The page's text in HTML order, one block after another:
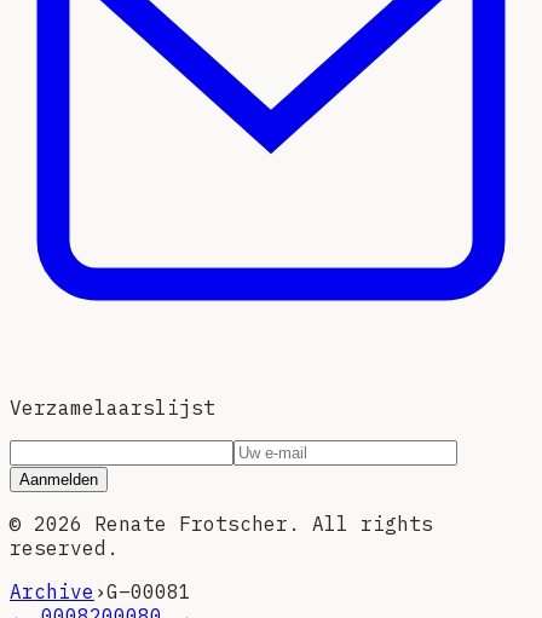
Verzamelaarslijst
Aanmelden
© 2026 Renate Frotscher. All rights
reserved.
Archive ›G–00081